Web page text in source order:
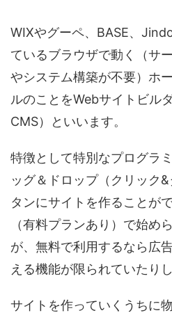
WIXやグーペ、BASE、
ているブラウザで動く（サ
やシステム構築が不要）ホ
ルのことをWebサイトビル
CMS）といいます。
特徴として特別なプログラ
ッグ＆ドロップ（クリック
タンにサイトを作ることが
（有料プランあり）で始め
が、無料で利用するなら広
える機能が限られていたりし
サイトを作っていくうちに